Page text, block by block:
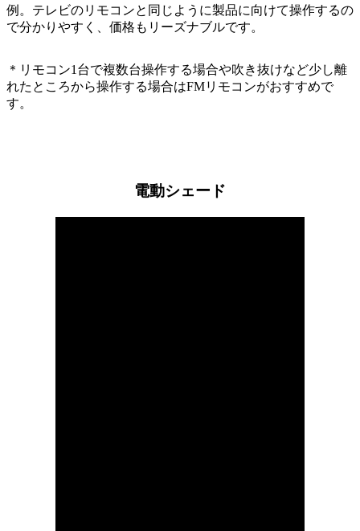
例。テレビのリモコンと同じように製品に向けて操作するの
で分かりやすく、価格もリーズナブルです。
＊リモコン1台で複数台操作する場合や吹き抜けなど少し離
れたところから操作する場合はFMリモコンがおすすめで
す。
電動シェード